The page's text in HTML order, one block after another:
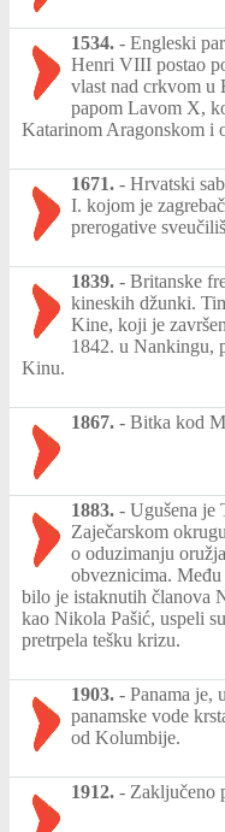
1534. - Engleski
Henri VIII postao
vlast nad crkvom u
papom Lavom X,
Katarinom Aragonskom i
1671. - Hrvatski
I. kojom je
prerogative
1839. - Britanske
kineskih džunki.
Kine, koji je
1842. u Nankingu,
Kinu.
1867. - Bitka kod
1883. - Ugušena je
Zaječarskom
o oduzimanju
obveznicima.
bilo je istaknutih članova
kao Nikola Pašić, uspeli
pretrpela tešku krizu.
1903. - Panama je,
panamske vode
od Kolumbije.
1912. - Zaključeno